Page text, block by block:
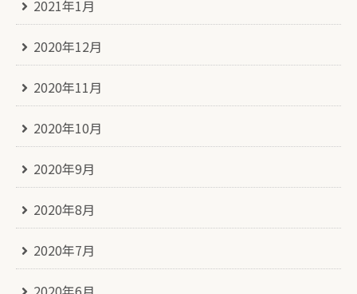
2021年1月
2020年12月
2020年11月
2020年10月
2020年9月
2020年8月
2020年7月